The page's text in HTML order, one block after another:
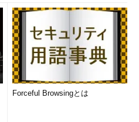
Forceful Browsingとは